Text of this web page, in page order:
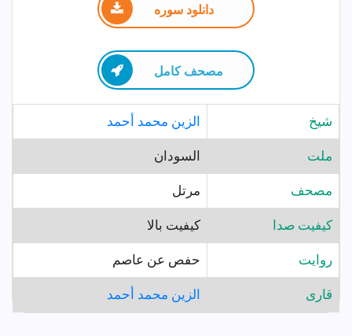
دانلود سوره
مصحف كامل
شيخ الزين محمد أحمد
ملت السودان
مصحف مرتل
کیفیت صدا کیفیت بالا
روايت حفص عن عاصم
قارى الزين محمد أحمد